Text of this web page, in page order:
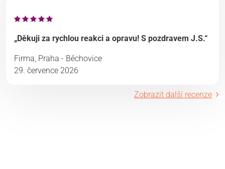
„Děkuji za rychlou reakci a opravu! S pozdravem J.S.“
Firma, Praha - Běchovice
29. července 2026
Zobrazit další recenze